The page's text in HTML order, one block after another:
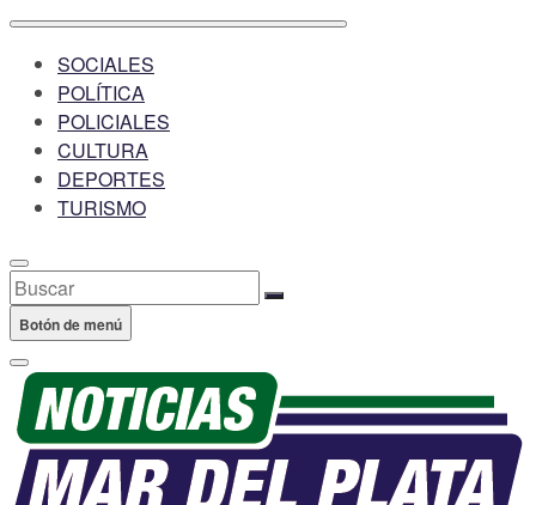
SOCIALES
POLÍTICA
POLICIALES
CULTURA
DEPORTES
TURISMO
Buscar
Botón de menú